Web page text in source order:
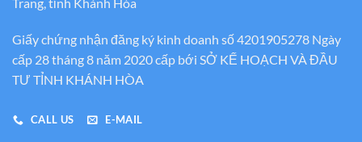
Giấy chứng nhận đăng ký kinh doanh số 4201905278 Ngày
cấp 28 tháng 8 năm 2020 cấp bới SỞ KẾ HOẠCH VÀ ĐẦU
TƯ TỈNH KHÁNH HÒA
CALL US E-MAIL